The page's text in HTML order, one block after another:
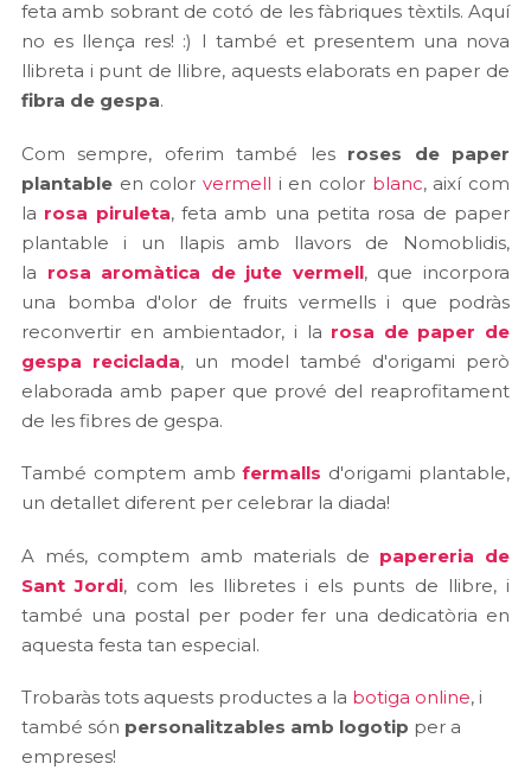
feta amb sobrant de cotó de les fàbriques tèxtils. Aquí
no es llença res! :) I també et presentem una nova
llibreta i punt de llibre, aquests elaborats en paper de
fibra de gespa.
Com sempre, oferim també les roses de paper
plantable en color vermell i en color blanc, així com
la rosa piruleta, feta amb una petita rosa de paper
plantable i un llapis amb llavors de Nomoblidis,
la rosa aromàtica de jute vermell, que incorpora
una bomba d'olor de fruits vermells i que podràs
reconvertir en ambientador, i la rosa de paper de
gespa reciclada, un model també d'origami però
elaborada amb paper que prové del reaprofitament
de les fibres de gespa.
També comptem ambfermalls d'origami plantable,
un detallet diferent per celebrar la diada!
A més, comptem amb materials de papereria de
Sant Jordi, com les llibretes i els punts de llibre, i
també una postal per poder fer una dedicatòria en
aquesta festa tan especial.
Trobaràs tots aquests productes a la botiga online, i
també són personalitzables amb logotip per a
empreses!